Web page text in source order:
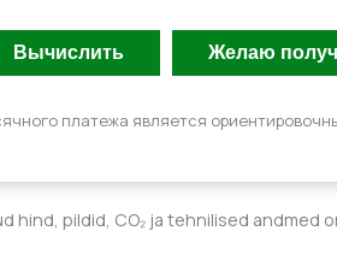
платежа является
hind, pildid, CO₂ ja tehnilised